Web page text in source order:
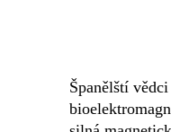
Španělští